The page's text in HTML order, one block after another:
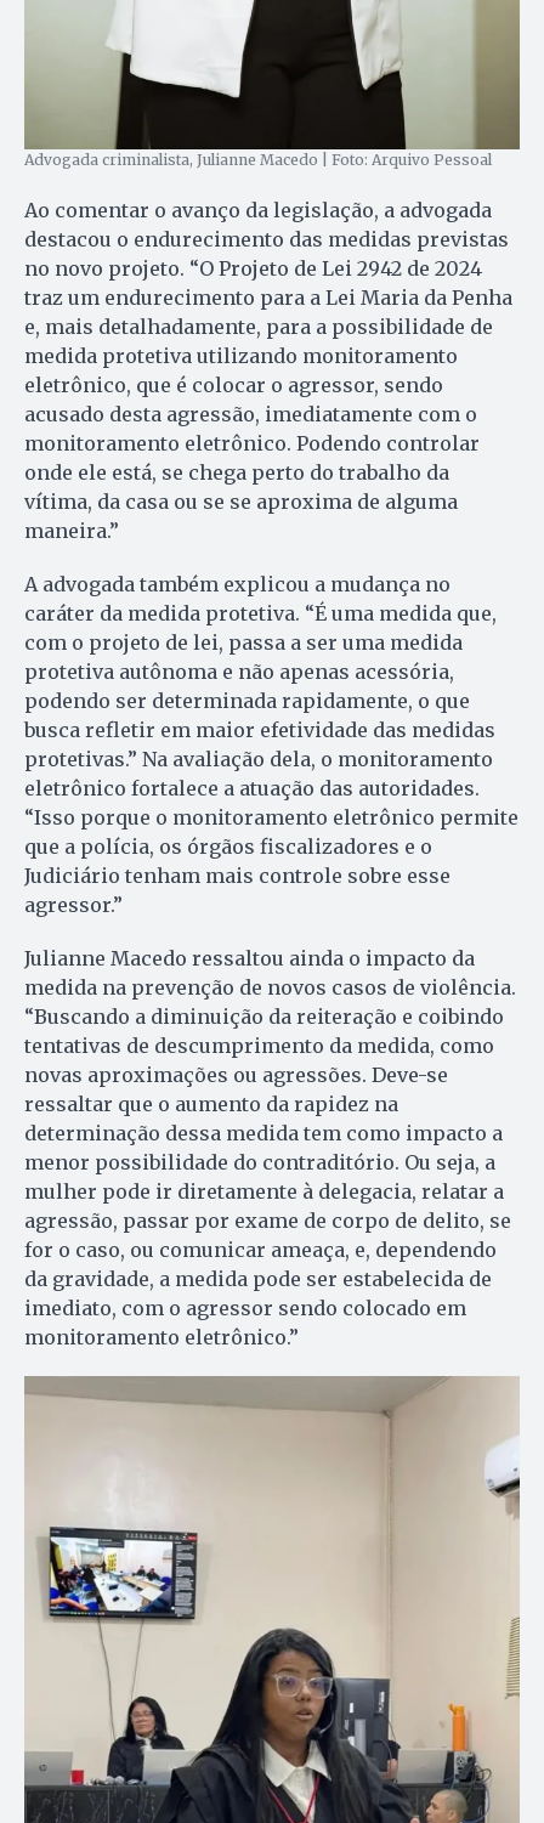
Advogada criminalista, Julianne Macedo | Foto: Arquivo Pessoal
Ao comentar o avanço da legislação, a advogada
destacou o endurecimento das medidas previstas
no novo projeto. “O Projeto de Lei 2942 de 2024
traz um endurecimento para a Lei Maria da Penha
e, mais detalhadamente, para a possibilidade de
medida protetiva utilizando monitoramento
eletrônico, que é colocar o agressor, sendo
acusado desta agressão, imediatamente com o
monitoramento eletrônico. Podendo controlar
onde ele está, se chega perto do trabalho da
vítima, da casa ou se se aproxima de alguma
maneira.”
A advogada também explicou a mudança no
caráter da medida protetiva. “É uma medida que,
com o projeto de lei, passa a ser uma medida
protetiva autônoma e não apenas acessória,
podendo ser determinada rapidamente, o que
busca refletir em maior efetividade das medidas
protetivas.” Na avaliação dela, o monitoramento
eletrônico fortalece a atuação das autoridades.
“Isso porque o monitoramento eletrônico permite
que a polícia, os órgãos fiscalizadores e o
Judiciário tenham mais controle sobre esse
agressor.”
Julianne Macedo ressaltou ainda o impacto da
medida na prevenção de novos casos de violência.
“Buscando a diminuição da reiteração e coibindo
tentativas de descumprimento da medida, como
novas aproximações ou agressões. Deve-se
ressaltar que o aumento da rapidez na
determinação dessa medida tem como impacto a
menor possibilidade do contraditório. Ou seja, a
mulher pode ir diretamente à delegacia, relatar a
agressão, passar por exame de corpo de delito, se
for o caso, ou comunicar ameaça, e, dependendo
da gravidade, a medida pode ser estabelecida de
imediato, com o agressor sendo colocado em
monitoramento eletrônico.”